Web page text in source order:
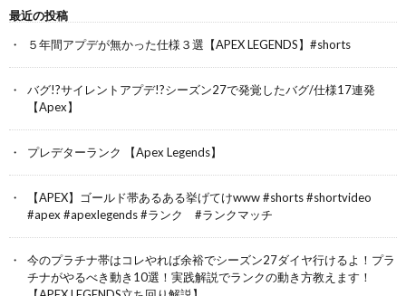
最近の投稿
５年間アプデが無かった仕様３選【APEX LEGENDS】#shorts
バグ!?サイレントアプデ!?シーズン27で発覚したバグ/仕様17連発
【Apex】
プレデターランク 【Apex Legends】
【APEX】ゴールド帯あるある挙げてけwww #shorts #shortvideo
#apex #apexlegends #ランク #ランクマッチ
今のプラチナ帯はコレやれば余裕でシーズン27ダイヤ行けるよ！プラ
チナがやるべき動き10選！実践解説でランクの動き方教えます！